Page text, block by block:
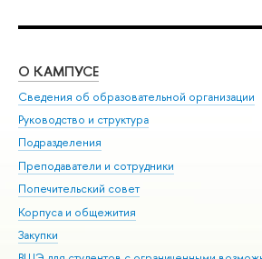
О КАМПУСЕ
Сведения об образовательной организации
Руководство и структура
Подразделения
Преподаватели и сотрудники
Попечительский совет
Корпуса и общежития
Закупки